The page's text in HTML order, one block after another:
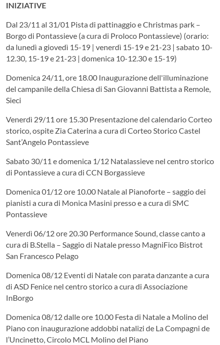
INIZIATIVE
Dal 23/11 al 31/01 Pista di pattinaggio e Christmas park –
Borgo di Pontassieve (a cura di Proloco Pontassieve) (orario:
da lunedì a giovedì 15-19 | venerdì 15-19 e 21-23 | sabato 10-
12.30, 15-19 e 21-23 | domenica 10-12.30 e 15-19)
Domenica 24/11, ore 18.00 Inaugurazione dell'illuminazione
del campanile della Chiesa di San Giovanni Battista a Remole,
Sieci
Venerdì 29/11 ore 15.30 Presentazione del calendario Corteo
storico, ospite Zia Caterina a cura di Corteo Storico Castel
Sant’Angelo Pontassieve
Sabato 30/11 e domenica 1/12 Natalassieve nel centro storico
di Pontassieve a cura di CCN Borgassieve
Domenica 01/12 ore 10.00 Natale al Pianoforte – saggio dei
pianisti a cura di Monica Masini presso e a cura di SMC
Pontassieve
Venerdì 06/12 ore 20.30 Performance Sound, classe canto a
cura di B.Stella – Saggio di Natale presso MagniFico Bistrot
San Francesco Pelago
Domenica 08/12 Eventi di Natale con parata danzante a cura
di ASD Fenice nel centro storico a cura di Associazione
InBorgo
Domenica 08/12 dalle ore 10.00 Festa di Natale a Molino del
Piano con inaugurazione addobbi natalizi de La Compagni de
l’Uncinetto, Circolo MCL Molino del Piano